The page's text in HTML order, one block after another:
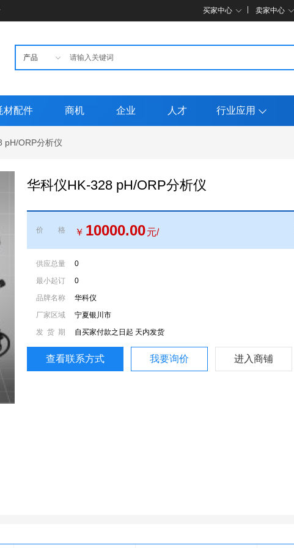
买家中心 卖家中心
材配件 商机 企业 人才 行业应用
pH/ORP分析仪
华科仪HK-328 pH/ORP分析仪
价格 ￥ 10000.00元/
供应总量
0
最小起订
0
品牌名称
华科仪
厂家区域
宁夏银川市
发货期
限：
自买家付款之日起 天内发货
查看联系方式 我要询价 进入商铺